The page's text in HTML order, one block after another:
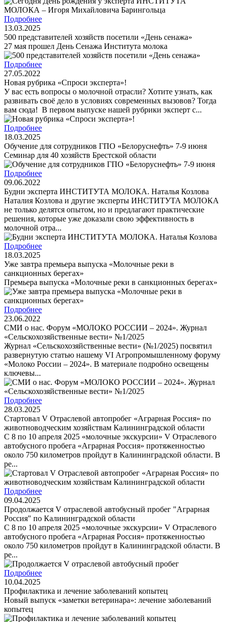
Подробнее
13.03.2025
500 представителей хозяйств посетили «День сенажа»
27 мая прошел День Cенажа Института молока
Подробнее
27.05.2022
Новая рубрика «Спроси эксперта»!
У вас есть вопросы о молочной отрасли? Хотите узнать, как
развивать своё дело в условиях современных вызовов? Тогда
вам сюда! В первом выпуске нашей рубрики эксперт с...
Подробнее
18.03.2025
Обучение для сотрудников ГПО «Белоруснефть» 7-9 июня
Семинар для 40 хозяйств Брестской области
Подробнее
09.06.2022
Будни эксперта ИНСТИТУТА МОЛОКА. Наталья Козлова
Наталия Козлова и другие эксперты ИНСТИТУТА МОЛОКА
не только делятся опытом, но и предлагают практические
решения, которые уже доказали свою эффективность в
молочной отра...
Подробнее
18.03.2025
Уже завтра премьера выпуска «Молочные реки в
санкционных берегах»
Премьера выпуска «Молочные реки в санкционных берегах»
Подробнее
23.06.2022
СМИ о нас. Форум «МОЛОКО РОССИИ – 2024». Журнал
«Сельскохозяйственные вести» №1/2025
Журнал «Сельскохозяйственные вести» (№1/2025) посвятил
развернутую статью нашему VI Агропромышленному форуму
«Молоко России – 2024». В материале подробно освещены
ключевы...
Подробнее
28.03.2025
Стартовал V Отраслевой автопробег «Аграрная Россия» по
животноводческим хозяйствам Калининградской области
С 8 по 10 апреля 2025 «молочные экскурсии» V Отраслевого
автобусного пробега «Аграрная Россия» протяженностью
около 750 километров пройдут в Калининградской области. В
ре...
Подробнее
09.04.2025
Продолжается V отраслевой автобусный пробег "Аграрная
Россия" по Калининградской области
С 8 по 10 апреля 2025 «молочные экскурсии» V Отраслевого
автобусного пробега «Аграрная Россия» протяженностью
около 750 километров пройдут в Калининградской области. В
ре...
Подробнее
10.04.2025
Профилактика и лечение заболеваний копытец
Новый выпуск «заметки ветеринара»: лечение заболеваний
копытец